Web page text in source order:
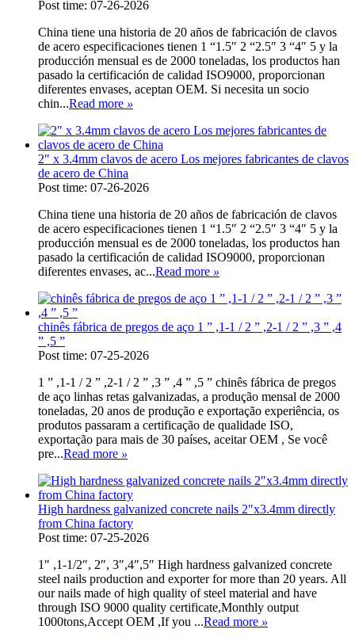
Post time: 07-26-2026
China tiene una historia de 20 años de fabricación de clavos
de acero especificaciones tienen 1 “1.5″ 2 “2.5″ 3 “4″ 5 y la
producción mensual es de 2000 toneladas, los productos han
pasado la certificación de calidad ISO9000, proporcionan
diferentes envases, aceptan OEM. Si necesita un socio
chin...Read more »
2″ x 3.4mm clavos de acero Los mejores fabricantes de clavos
de acero de China
Post time: 07-26-2026
China tiene una historia de 20 años de fabricación de clavos
de acero especificaciones tienen 1 “1.5″ 2 “2.5″ 3 “4″ 5 y la
producción mensual es de 2000 toneladas, los productos han
pasado la certificación de calidad ISO9000, proporcionan
diferentes envases, ac...Read more »
chinês fábrica de pregos de aço 1 ” ,1-1 / 2 ” ,2-1 / 2 ” ,3 ” ,4
” ,5 ”
Post time: 07-25-2026
1 ” ,1-1 / 2 ” ,2-1 / 2 ” ,3 ” ,4 ” ,5 ” chinês fábrica de pregos
de aço linhas retas galvanizadas, a produção mensal de 2000
toneladas, 20 anos de produção e exportação experiência, os
produtos passaram a certificação de qualidade ISO,
exportação para mais de 30 países, aceitar OEM , Se você
pre...Read more »
High hardness galvanized concrete nails 2″x3.4mm directly
from China factory
Post time: 07-25-2026
1″ ,1-1/2″, 2″, 3″,4″,5″ High hardness galvanized concrete
steel nails production and exporter for more than 20 years. All
our nails made of high quality of steel material and have
through ISO 9000 quality certificate,Monthly output
1000tons,Accept OEM ,If you ...Read more »